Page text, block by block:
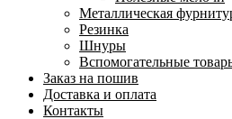
Металлическая
Резинка
Шнуры
Вспомогательные
Заказ на пошив
Доставка и оплата
Контакты